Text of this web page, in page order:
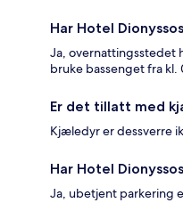
Har Hotel
Ja, overnattingsstedet
bruke bassenget fra kl.
Er det tillatt med
Kjæledyr er dessverre
Har Hotel
Ja, ubetjent parkering